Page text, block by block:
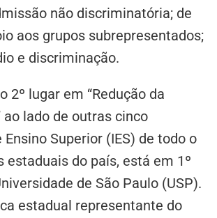
não discriminatória; de
aos grupos subrepresentados;
e discriminação.
2º lugar em “Redução da
ao lado de outras cinco
Superior (IES) de todo o
estaduais do país, está em 1º
de São Paulo (USP).
estadual representante do